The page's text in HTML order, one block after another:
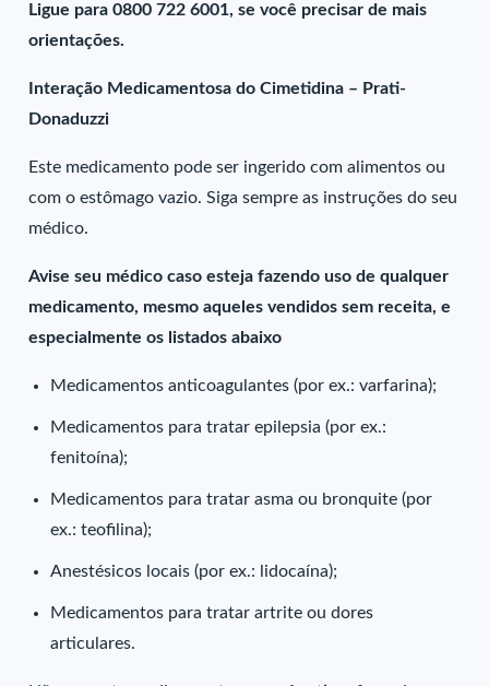
Ligue para 0800 722 6001, se você precisar de mais
orientações.
Interação Medicamentosa do Cimetidina – Prati-
Donaduzzi
Este medicamento pode ser ingerido com alimentos ou
com o estômago vazio. Siga sempre as instruções do seu
médico.
Avise seu médico caso esteja fazendo uso de qualquer
medicamento, mesmo aqueles vendidos sem receita, e
especialmente os listados abaixo
Medicamentos anticoagulantes (por ex.: varfarina);
Medicamentos para tratar epilepsia (por ex.:
fenitoína);
Medicamentos para tratar asma ou bronquite (por
ex.: teofilina);
Anestésicos locais (por ex.: lidocaína);
Medicamentos para tratar artrite ou dores
articulares.